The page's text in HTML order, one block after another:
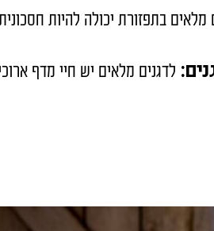
מלאים בתפזורת יכולה להיות
לדגנים מלאים יש חיי מדף